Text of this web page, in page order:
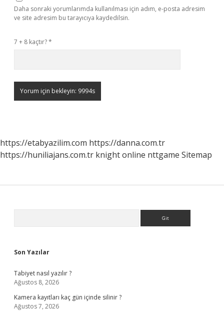
Daha sonraki yorumlarımda kullanılması için adım, e-posta adresim
ve site adresim bu tarayıcıya kaydedilsin.
7 + 8 kaçtır?*
https://etabyazilim.com https://danna.com.tr
https://huniliajans.com.tr knight online nttgame Sitemap
Son Yazılar
Tabiyet nasıl yazılır ?
Ağustos 8, 2026
Kamera kayıtları kaç gün içinde silinir ?
Ağustos 7, 2026